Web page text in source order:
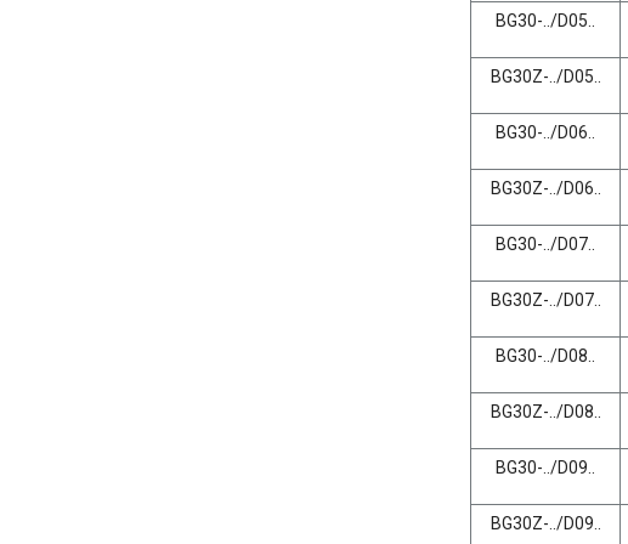
BG30-../D05..
BG30Z-../D05..
BG30-../D06..
BG30Z-../D06..
BG30-../D07..
BG30Z-../D07..
BG30-../D08..
BG30Z-../D08..
BG30-../D09..
BG30Z-../D09..